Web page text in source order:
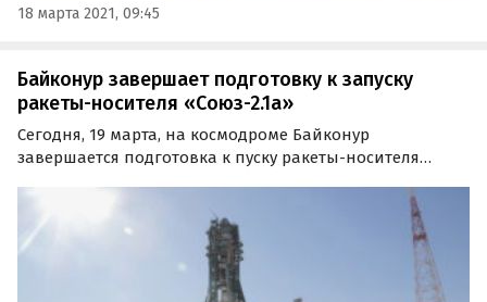
18 марта 2021, 09:45
Байконур завершает подготовку к запуску
ракеты-носителя «Союз-2.1а»
Сегодня, 19 марта, на космодроме Байконур
завершается подготовка к пуску ракеты-носителя
кластером попутных грузов отправится на МКС.